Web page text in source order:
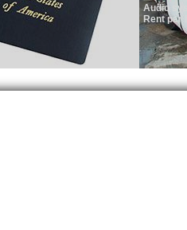
Audio system
Rent per hour with driver: 20$